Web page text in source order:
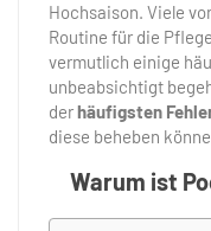
Hochsaison. Viele
Routine für die
vermutlich einige
unbeabsichtigt
derhäufigsten
diese beheben
Warum ist